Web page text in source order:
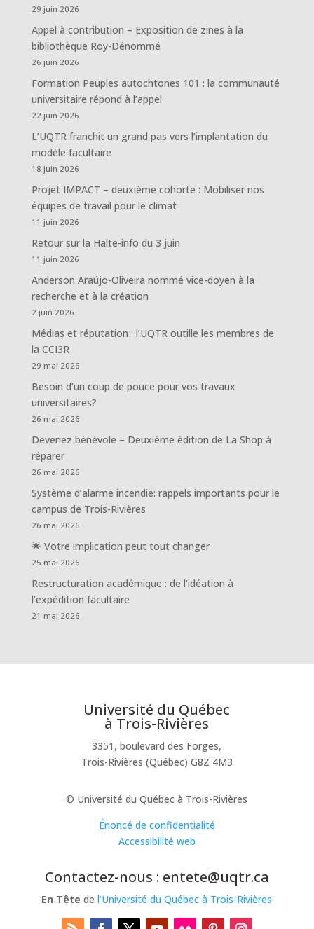
29 juin 2026
Appel à contribution – Exposition de zines à la
bibliothèque Roy-Dénommé
26 juin 2026
Formation Peuples autochtones 101 : la communauté
universitaire répond à l’appel
22 juin 2026
L’UQTR franchit un grand pas vers l’implantation du
modèle facultaire
18 juin 2026
Projet IMPACT – deuxième cohorte : Mobiliser nos
équipes de travail pour le climat
11 juin 2026
Retour sur la Halte-info du 3 juin
11 juin 2026
Anderson Araújo-Oliveira nommé vice-doyen à la
recherche et à la création
2 juin 2026
Médias et réputation : l’UQTR outille les membres de
la CCI3R
29 mai 2026
Besoin d’un coup de pouce pour vos travaux
universitaires?
26 mai 2026
Devenez bénévole – Deuxième édition de La Shop à
réparer
26 mai 2026
Système d’alarme incendie: rappels importants pour le
campus de Trois-Rivières
26 mai 2026
🌟 Votre implication peut tout changer
25 mai 2026
Restructuration académique : de l’idéation à
l’expédition facultaire
21 mai 2026
Université du Québec
à Trois-Rivières
3351, boulevard des Forges,
Trois-Rivières (Québec) G8Z 4M3
© Université du Québec à Trois-Rivières
Énoncé de confidentialité
Accessibilité web
Contactez-nous : entete@uqtr.ca
En Tête del’Université du Québec à Trois-Rivières